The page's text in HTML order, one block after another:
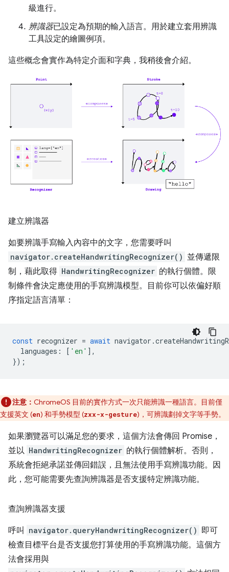
級進行。
辨識器已設定為預期的輸入語言。用於建立套用辨識
工具設定的繪圖例項。
這些概念會實作為特定介面和字典，我稍後會介紹。
建立辨識器
如要辨識手寫輸入內容中的文字，您需要呼叫
navigator.createHandwritingRecognizer() 並傳遞限
制，藉此取得 HandwritingRecognizer 的執行個體。限
制條件會決定應使用的手寫辨識模型。目前你可以依偏好順
序指定語言清單：
const recognizer = await navigator .
languages : [ 'en' ],
});
注意： ChromeOS 目前的實作方式一次只能辨識一種語言。目前僅
支援英文 (en) 和手勢模型 (zxx-x-gesture)，可辨識劃掉文字等手勢。
如果瀏覽器可以滿足您的要求，這個方法會傳回 Promise，
並以 HandwritingRecognizer 的執行個體解析。否則，
系統會拒絕承諾並傳回錯誤，且無法使用手寫辨識功能。因
此，您可能需要先查詢辨識器是否支援特定辨識功能。
查詢辨識器支援
呼叫 navigator.queryHandwritingRecognizer() 即可
檢查目標平台是否支援您打算使用的手寫辨識功能。這個方
法會採用與